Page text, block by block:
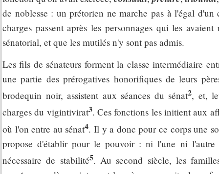
de noblesse : un prétorien ne marche pas à l'égal
charges passent après les personnages qui les
sénatorial, et que les mutilés n'y sont pas admis.
Les fils de sénateurs forment la classe intermédiaire
une partie des prérogatives honorifiques de leurs
brodequin noir, assistent aux séances du sénat2, et,
charges du vigintivirat3. Ces fonctions les initient aux
où l'on entre au sénat4. Il y a donc pour ce corps une
propose d'établir pour le pouvoir : ni l'une ni l'autre
nécessaire de stabilité5. Au second siècle, les